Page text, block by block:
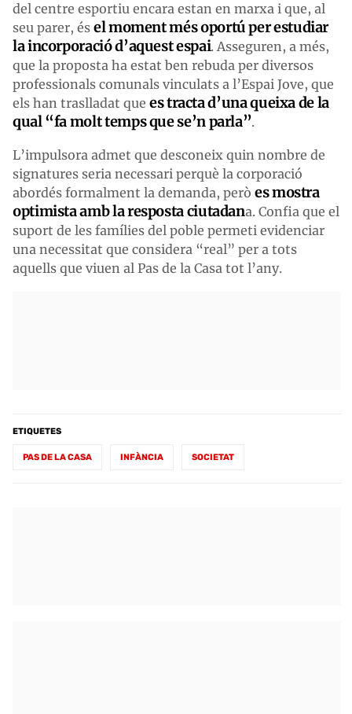
del centre esportiu encara estan en marxa i que, al
seu parer, és el moment més oportú per estudiar
la incorporació d’aquest espai. Asseguren, a més,
que la proposta ha estat ben rebuda per diversos
professionals comunals vinculats a l’Espai Jove, que
els han traslladat que es tracta d’una queixa de la
qual “fa molt temps que se’n parla”.
L’impulsora admet que desconeix quin nombre de
signatures seria necessari perquè la corporació
abordés formalment la demanda, però es mostra
optimista amb la resposta ciutadana. Confia que el
suport de les famílies del poble permeti evidenciar
una necessitat que considera “real” per a tots
aquells que viuen al Pas de la Casa tot l’any.
ETIQUETES
PAS DE LA CASA INFÀNCIA SOCIETAT